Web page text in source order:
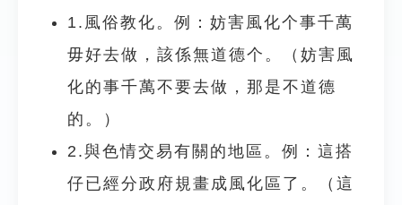
1.風俗教化。例：妨害風化个事千萬
毋好去做，該係無道德个。（妨害風
化的事千萬不要去做，那是不道德
的。）
2.與色情交易有關的地區。例：這搭
仔已經分政府規畫成風化區了。（這